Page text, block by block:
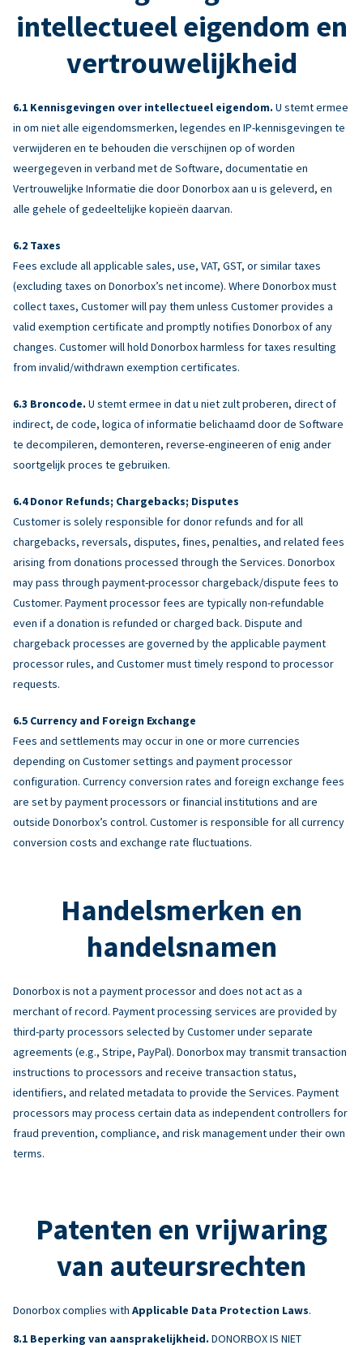
intellectueel eigendom en
vertrouwelijkheid
Kennisgevingen over intellectueel eigendom. U stemt ermee
in om niet alle eigendomsmerken, legendes en IP-kennisgevingen te
verwijderen en te behouden die verschijnen op of worden
weergegeven in verband met de Software, documentatie en
Vertrouwelijke Informatie die door Donorbox aan u is geleverd, en
alle gehele of gedeeltelijke kopieën daarvan.
Taxes
Fees exclude all applicable sales, use, VAT, GST, or similar taxes
(excluding taxes on Donorbox’s net income). Where Donorbox must
collect taxes, Customer will pay them unless Customer provides a
valid exemption certificate and promptly notifies Donorbox of any
changes. Customer will hold Donorbox harmless for taxes resulting
from invalid/withdrawn exemption certificates.
Broncode. U stemt ermee in dat u niet zult proberen, direct of
indirect, de code, logica of informatie belichaamd door de Software
te decompileren, demonteren, reverse-engineeren of enig ander
soortgelijk proces te gebruiken.
Donor Refunds; Chargebacks; Disputes
Customer is solely responsible for donor refunds and for all
chargebacks, reversals, disputes, fines, penalties, and related fees
arising from donations processed through the Services. Donorbox
may pass through payment-processor chargeback/dispute fees to
Customer. Payment processor fees are typically non-refundable
even if a donation is refunded or charged back. Dispute and
chargeback processes are governed by the applicable payment
processor rules, and Customer must timely respond to processor
requests.
Currency and Foreign Exchange
Fees and settlements may occur in one or more currencies
depending on Customer settings and payment processor
configuration. Currency conversion rates and foreign exchange fees
are set by payment processors or financial institutions and are
outside Donorbox’s control. Customer is responsible for all currency
conversion costs and exchange rate fluctuations.
Handelsmerken en
handelsnamen
Donorbox is not a payment processor and does not act as a
merchant of record. Payment processing services are provided by
third-party processors selected by Customer under separate
agreements (e.g., Stripe, PayPal). Donorbox may transmit transaction
instructions to processors and receive transaction status,
identifiers, and related metadata to provide the Services. Payment
processors may process certain data as independent controllers for
fraud prevention, compliance, and risk management under their own
terms.
Patenten en vrijwaring
van auteursrechten
Donorbox complies with Applicable Data Protection Laws.
Beperking van aansprakelijkheid. DONORBOX IS NIET